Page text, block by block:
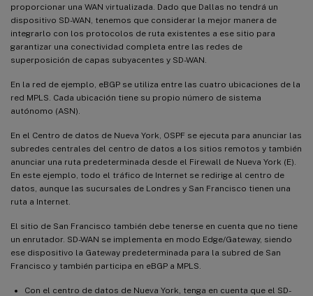
proporcionar una WAN virtualizada. Dado que Dallas no tendrá un
dispositivo SD-WAN, tenemos que considerar la mejor manera de
integrarlo con los protocolos de ruta existentes a ese sitio para
garantizar una conectividad completa entre las redes de
superposición de capas subyacentes y SD-WAN.
En la red de ejemplo, eBGP se utiliza entre las cuatro ubicaciones de la
red MPLS. Cada ubicación tiene su propio número de sistema
autónomo (ASN).
En el Centro de datos de Nueva York, OSPF se ejecuta para anunciar las
subredes centrales del centro de datos a los sitios remotos y también
anunciar una ruta predeterminada desde el Firewall de Nueva York (E).
En este ejemplo, todo el tráfico de Internet se redirige al centro de
datos, aunque las sucursales de Londres y San Francisco tienen una
ruta a Internet.
El sitio de San Francisco también debe tenerse en cuenta que no tiene
un enrutador. SD-WAN se implementa en modo Edge/Gateway, siendo
ese dispositivo la Gateway predeterminada para la subred de San
Francisco y también participa en eBGP a MPLS.
Con el centro de datos de Nueva York, tenga en cuenta que el SD-